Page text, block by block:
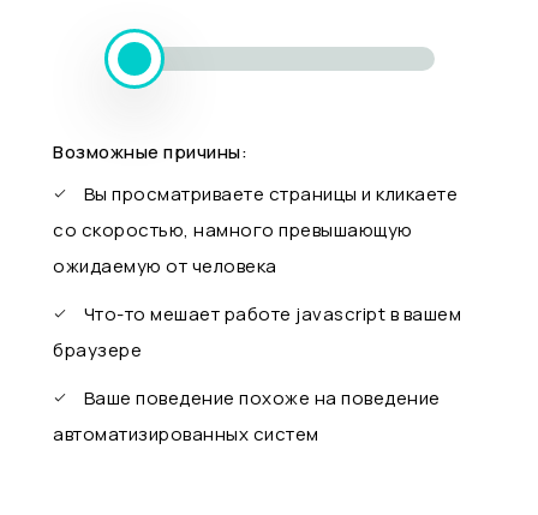
Возможные причины:
Вы просматриваете страницы и кликаете
со скоростью, намного превышающую
ожидаемую от человека
Что-то мешает работе javascript в вашем
браузере
Ваше поведение похоже на поведение
автоматизированных систем